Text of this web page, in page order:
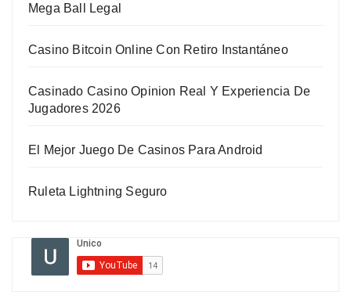
Mega Ball Legal
Casino Bitcoin Online Con Retiro Instantáneo
Casinado Casino Opinion Real Y Experiencia De
Jugadores 2026
El Mejor Juego De Casinos Para Android
Ruleta Lightning Seguro